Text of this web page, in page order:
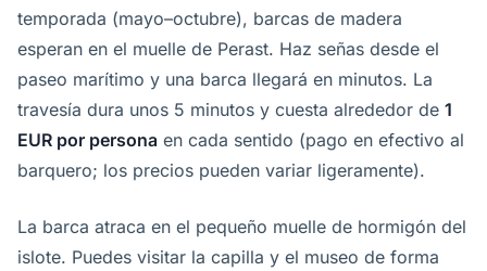
temporada (mayo–octubre), barcas de madera
esperan en el muelle de Perast. Haz señas desde el
paseo marítimo y una barca llegará en minutos. La
travesía dura unos 5 minutos y cuesta alrededor de 1
EUR por persona en cada sentido (pago en efectivo al
barquero; los precios pueden variar ligeramente).
La barca atraca en el pequeño muelle de hormigón del
islote. Puedes visitar la capilla y el museo de forma